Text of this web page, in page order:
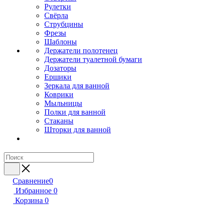
Рулетки
Свёрла
Струбцины
Фрезы
Шаблоны
Держатели полотенец
Держатели туалетной бумаги
Дозаторы
Ершики
Зеркала для ванной
Коврики
Мыльницы
Полки для ванной
Стаканы
Шторки для ванной
Сравнение0
Избранное 0
Корзина 0